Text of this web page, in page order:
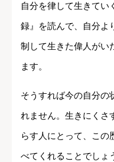
自分を律して生きてい
録』を読んで、自分よ
制して生きた偉人がい
ます。
そうすれば今の自分の
れません。生きにくさ
らす人にとって、この
べてくれることでしょ